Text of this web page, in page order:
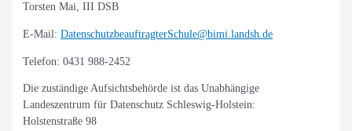
Torsten Mai, III DSB
E-Mail:DatenschutzbeauftragterSchule@bimi.landsh.de
Telefon: 0431 988-2452
Die zuständige Aufsichtsbehörde ist das Unabhängige
Landeszentrum für Datenschutz Schleswig-Holstein:
Holstenstraße 98